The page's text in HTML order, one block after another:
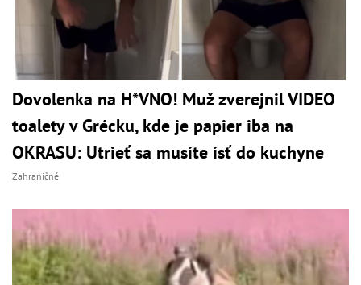
Dovolenka na H*VNO! Muž zverejnil VIDEO
toalety v Grécku, kde je papier iba na
OKRASU: Utrieť sa musíte ísť do kuchyne
Zahraničné